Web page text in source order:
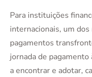
Para instituições
internacionais, um
pagamentos
jornada de
a encontrar e adotar,